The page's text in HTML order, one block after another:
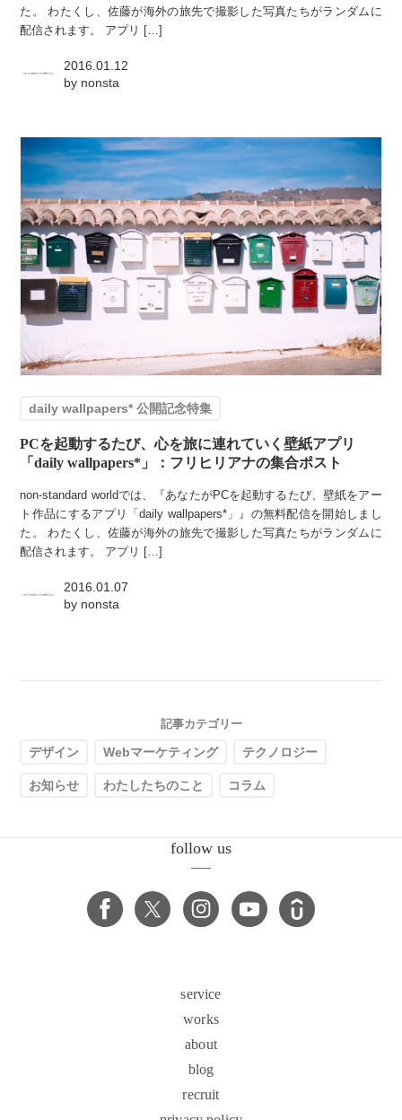
た。 わたくし、佐藤が海外の旅先で撮影した写真たちがランダムに
配信されます。 アプリ […]
2016.01.12
by nonsta
daily wallpapers* 公開記念特集
PCを起動するたび、心を旅に連れていく壁紙アプリ
「daily wallpapers*」：フリヒリアナの集合ポスト
non-standard worldでは、『あなたがPCを起動するたび、壁紙をアー
ト作品にするアプリ「daily wallpapers*」』の無料配信を開始しまし
た。 わたくし、佐藤が海外の旅先で撮影した写真たちがランダムに
配信されます。 アプリ […]
2016.01.07
by nonsta
記事カテゴリー
デザイン Webマーケティング テクノロジー
お知らせ わたしたちのこと コラム
follow us
service
works
about
blog
recruit